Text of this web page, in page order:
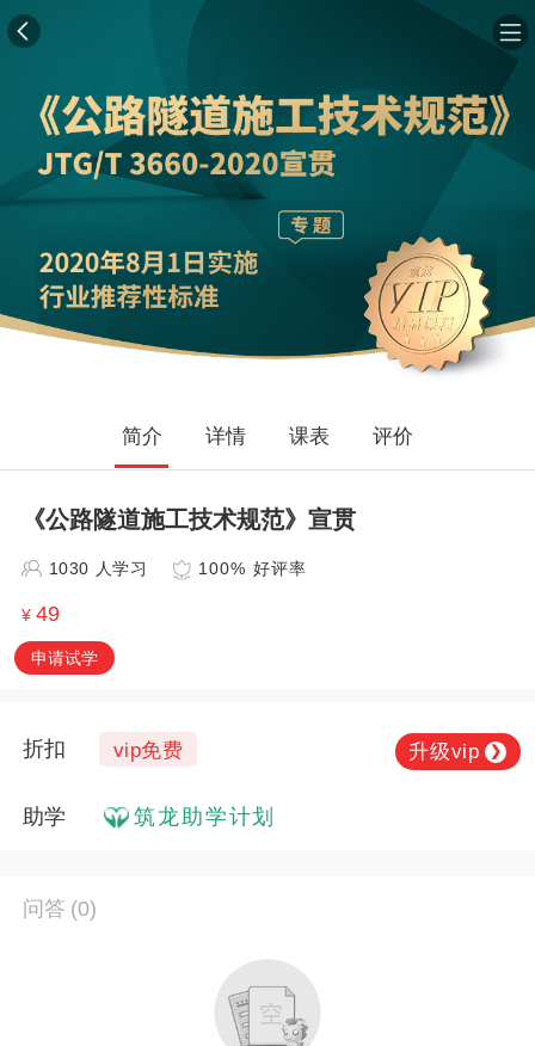
简介 详情 课表 评价
《公路隧道施工技术规范》宣贯
1030 人学习 100% 好评率
¥ 49
申请试学
折扣 vip免费 升级vip ❯
助学 筑龙助学计划
问答 (0)